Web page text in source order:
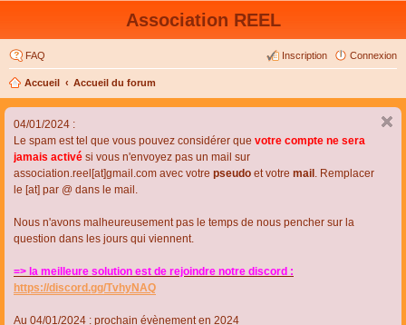
Association REEL
FAQ Connexion
Inscription
Accueil Accueil du forum
04/01/2024 :
Le spam est tel que vous pouvez considérer que votre compte ne sera
jamais activé si vous n'envoyez pas un mail sur
association.reel[at]gmail.com avec votre pseudo et votre mail . Remplacer
le [at] par @ dans le mail.
Nous n'avons malheureusement pas le temps de nous pencher sur la
question dans les jours qui viennent.
=> la meilleure solution est de rejoindre notre discord :
https://discord.gg/TvhyNAQ
Au 04/01/2024 : prochain évènement en 2024